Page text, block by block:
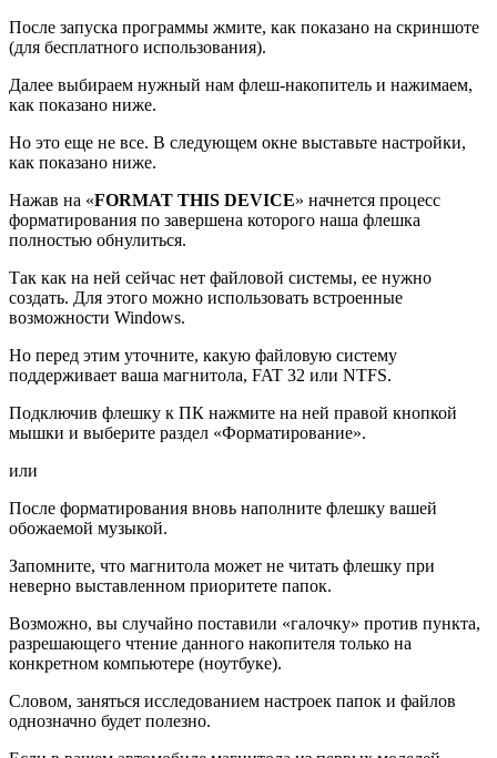
После запуска программы жмите, как показано на скриншоте
(для бесплатного использования).
Далее выбираем нужный нам флеш-накопитель и нажимаем,
как показано ниже.
Но это еще не все. В следующем окне выставьте настройки,
как показано ниже.
Нажав на «FORMAT THIS DEVICE» начнется процесс
форматирования по завершена которого наша флешка
полностью обнулиться.
Так как на ней сейчас нет файловой системы, ее нужно
создать. Для этого можно использовать встроенные
возможности Windows.
Но перед этим уточните, какую файловую систему
поддерживает ваша магнитола, FAT 32 или NTFS.
Подключив флешку к ПК нажмите на ней правой кнопкой
мышки и выберите раздел «Форматирование».
или
После форматирования вновь наполните флешку вашей
обожаемой музыкой.
Запомните, что магнитола может не читать флешку при
неверно выставленном приоритете папок.
Возможно, вы случайно поставили «галочку» против пункта,
разрешающего чтение данного накопителя только на
конкретном компьютере (ноутбуке).
Словом, заняться исследованием настроек папок и файлов
однозначно будет полезно.